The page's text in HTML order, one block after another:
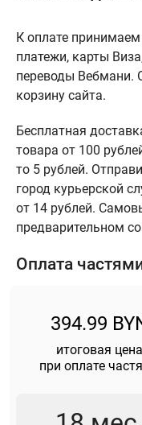
К оплате
платежи, карты
переводы Вебмани.
корзину сайта.
Бесплатная
товара от 100
то 5 рублей.
город курьерской
от 14 рублей.
предварительном
Оплата
394.99
итоговая цена
при оплате